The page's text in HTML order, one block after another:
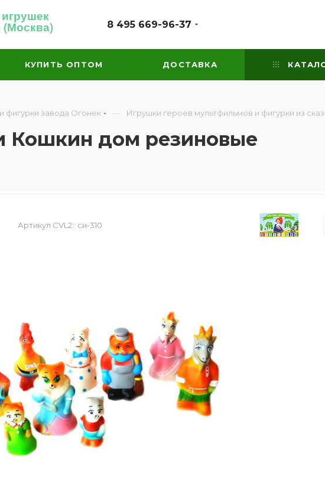
игрушек
8 495 669-96-37
КУПИТЬ ОПТОМ ДОСТАВКА
фигурки завода Огонек — Игрушки героев мультфильмов и фигурки из
Кошкин дом резиновые
Артикул CVL2:: си-310